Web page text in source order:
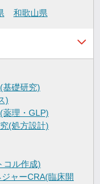
和歌山県
基礎研究)
)
薬理・GLP)
(処方設計)
コル作成)
ャーCRA(臨床開